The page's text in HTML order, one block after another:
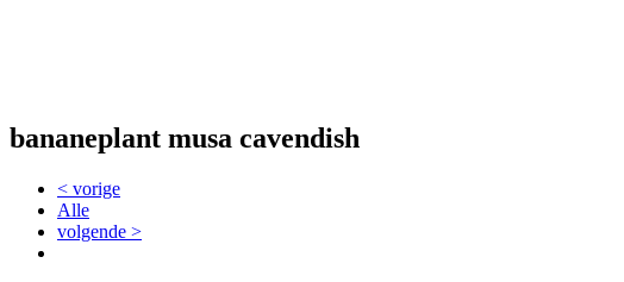
bananeplant musa cavendish
< vorige
Alle
volgende >